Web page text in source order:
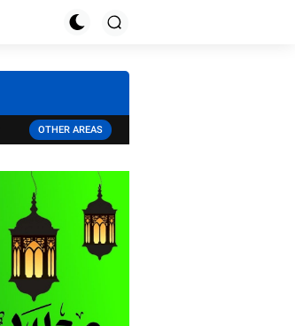
OTHER AREAS